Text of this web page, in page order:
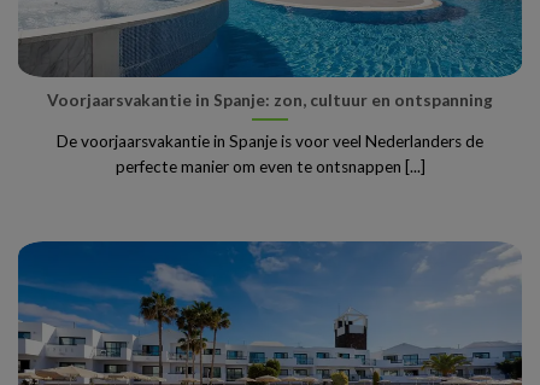
Voorjaarsvakantie in Spanje: zon, cultuur en ontspanning
De voorjaarsvakantie in Spanje is voor veel Nederlanders de
perfecte manier om even te ontsnappen [...]